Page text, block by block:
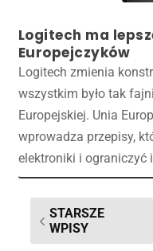
Logitech ma
Europejczyków
Logitech zmienia
wszystkim było tak
Europejskiej. Unia
wprowadza przepisy,
elektroniki i ograniczyć
STARSZE
WPISY